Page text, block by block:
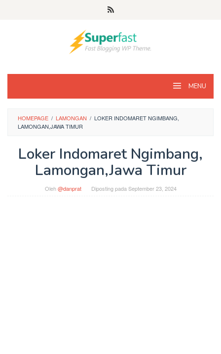
MENU
HOMEPAGE / LAMONGAN / LOKER INDOMARET NGIMBANG,
LAMONGAN,JAWA TIMUR
Loker Indomaret Ngimbang,
Lamongan,Jawa Timur
Oleh@danprat Diposting pada September 23, 2024